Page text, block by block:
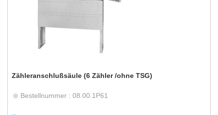
Zähleranschlußsäule (6 Zähler /ohne TSG)
Bestellnummer : 08.00.1P61